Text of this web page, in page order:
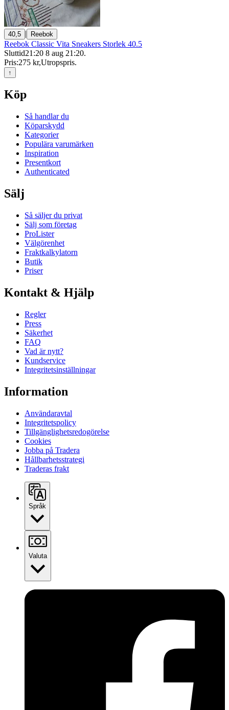
40,5 | Reebok
Reebok Classic Vita Sneakers Storlek 40.5
Sluttid21:20 8 aug 21:20.
Pris:275 kr,Utropspris.
↑
Köp
Så handlar du
Köparskydd
Kategorier
Populära varumärken
Inspiration
Presentkort
Authenticated
Sälj
Så säljer du privat
Sälj som företag
ProLister
Välgörenhet
Fraktkalkylatorn
Butik
Priser
Kontakt & Hjälp
Regler
Press
Säkerhet
FAQ
Vad är nytt?
Kundservice
Integritetsinställningar
Information
Användaravtal
Integritetspolicy
Tillgänglighetsredogörelse
Cookies
Jobba på Tradera
Hållbarhetsstrategi
Traderas frakt
Språk
Valuta